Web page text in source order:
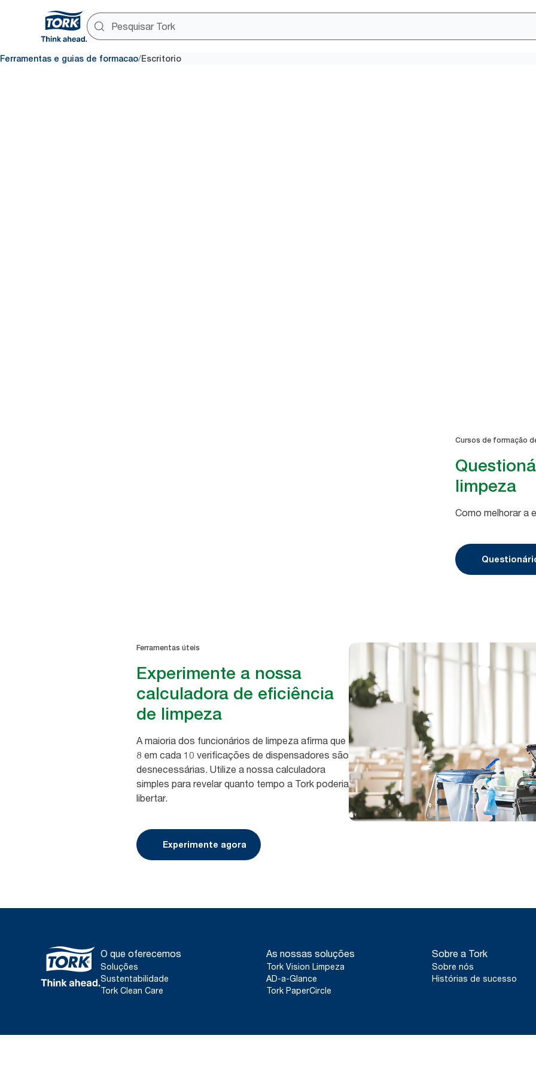
Ferramentas e guias de formacao/Escritorio
Cursos de formação
limpeza
Como melhorar a
Ferramentas úteis
Experimente a nossa
calculadora de eficiência
de limpeza
A maioria dos funcionários de limpeza afirma que
8 em cada 10 verificações de dispensadores são
desnecessárias. Utilize a nossa calculadora
simples para revelar quanto tempo a Tork poderia
libertar.
Experimente agora
O que oferecemos
Soluções
Sustentabilidade
Tork Clean Care
As nossas soluções
Tork Vision Limpeza
AD-a-Glance
Tork PaperCircle
Sobre a Tork
Sobre nós
Histórias de sucesso